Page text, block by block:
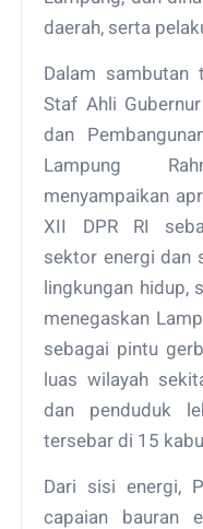
daerah, serta
Dalam sambutan
Staf Ahli
dan
Lampung
menyampaikan
XII DPR RI
sektor energi dan
lingkungan hidup,
menegaskan
sebagai pintu
luas wilayah
dan penduduk
tersebar di 15
Dari sisi energi,
capaian bauran